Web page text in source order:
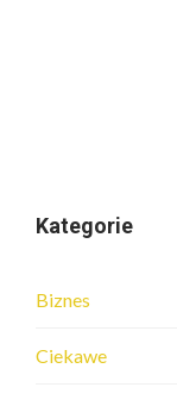
Kategorie
Biznes
Ciekawe